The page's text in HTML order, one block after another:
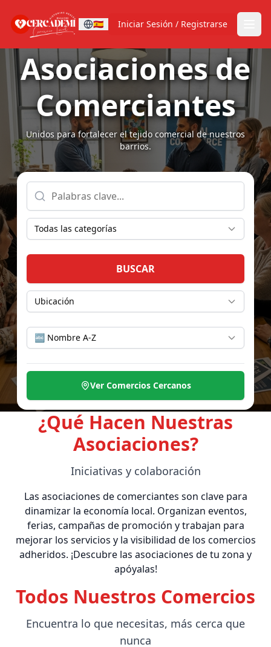
🇪🇸 Iniciar Sesión / Registrarse
Asociaciones de
Comerciantes
Unidos para fortalecer el tejido comercial de nuestros
barrios.
Todas las categorías
BUSCAR
Ubicación
🔤 Nombre A-Z
Ver Comercios Cercanos
¿Qué Hacen Nuestras
Asociaciones?
Iniciativas y colaboración
Las asociaciones de comerciantes son clave para
dinamizar la economía local. Organizan eventos,
ferias, campañas de promoción y trabajan para
mejorar los servicios y la visibilidad de los comercios
adheridos. ¡Descubre las asociaciones de tu zona y
apóyalas!
Todos Nuestros Comercios
Encuentra lo que necesitas, más cerca que
nunca